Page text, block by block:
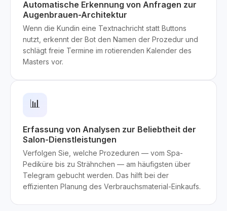
Automatische Erkennung von Anfragen zur
Augenbrauen-Architektur
Wenn die Kundin eine Textnachricht statt Buttons
nutzt, erkennt der Bot den Namen der Prozedur und
schlägt freie Termine im rotierenden Kalender des
Masters vor.
📊
Erfassung von Analysen zur Beliebtheit der
Salon-Dienstleistungen
Verfolgen Sie, welche Prozeduren — vom Spa-
Pediküre bis zu Strähnchen — am häufigsten über
Telegram gebucht werden. Das hilft bei der
effizienten Planung des Verbrauchsmaterial-Einkaufs.